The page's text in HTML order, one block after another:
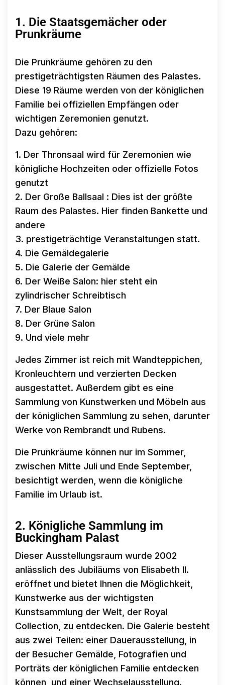
1. Die Staatsgemächer oder
Prunkräume
Die Prunkräume gehören zu den
prestigeträchtigsten Räumen des Palastes.
Diese 19 Räume werden von der königlichen
Familie bei offiziellen Empfängen oder
wichtigen Zeremonien genutzt.
Dazu gehören:
1. Der Thronsaal wird für Zeremonien wie
königliche Hochzeiten oder offizielle Fotos
genutzt
2. Der Große Ballsaal : Dies ist der größte
Raum des Palastes. Hier finden Bankette und
andere
3. prestigeträchtige Veranstaltungen statt.
4. Die Gemäldegalerie
5. Die Galerie der Gemälde
6. Der Weiße Salon: hier steht ein
zylindrischer Schreibtisch
7. Der Blaue Salon
8. Der Grüne Salon
9. Und viele mehr
Jedes Zimmer ist reich mit Wandteppichen,
Kronleuchtern und verzierten Decken
ausgestattet. Außerdem gibt es eine
Sammlung von Kunstwerken und Möbeln aus
der königlichen Sammlung zu sehen, darunter
Werke von Rembrandt und Rubens.
Die Prunkräume können nur im Sommer,
zwischen Mitte Juli und Ende September,
besichtigt werden, wenn die königliche
Familie im Urlaub ist.
2. Königliche Sammlung im
Buckingham Palast
Dieser Ausstellungsraum wurde 2002
anlässlich des Jubiläums von Elisabeth II.
eröffnet und bietet Ihnen die Möglichkeit,
Kunstwerke aus der wichtigsten
Kunstsammlung der Welt, der Royal
Collection, zu entdecken. Die Galerie besteht
aus zwei Teilen: einer Dauerausstellung, in
der Besucher Gemälde, Fotografien und
Porträts der königlichen Familie entdecken
können, und einer Wechselausstellung.